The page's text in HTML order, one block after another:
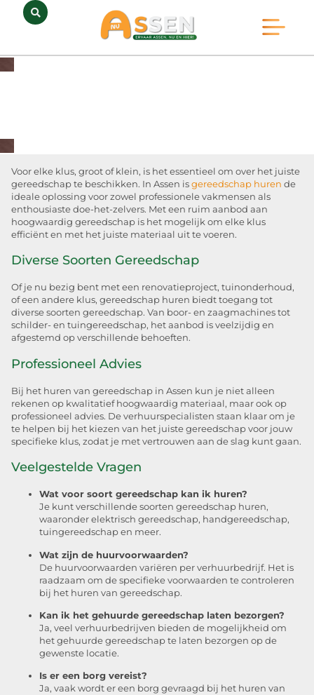
Voor elke klus, groot of klein, is het essentieel om over het juiste
gereedschap te beschikken. In Assen is gereedschap huren de
ideale oplossing voor zowel professionele vakmensen als
enthousiaste doe-het-zelvers. Met een ruim aanbod aan
hoogwaardig gereedschap is het mogelijk om elke klus
efficiënt en met het juiste materiaal uit te voeren.
Diverse Soorten Gereedschap
Of je nu bezig bent met een renovatieproject, tuinonderhoud,
of een andere klus, gereedschap huren biedt toegang tot
diverse soorten gereedschap. Van boor- en zaagmachines tot
schilder- en tuingereedschap, het aanbod is veelzijdig en
afgestemd op verschillende behoeften.
Professioneel Advies
Bij het huren van gereedschap in Assen kun je niet alleen
rekenen op kwalitatief hoogwaardig materiaal, maar ook op
professioneel advies. De verhuurspecialisten staan klaar om je
te helpen bij het kiezen van het juiste gereedschap voor jouw
specifieke klus, zodat je met vertrouwen aan de slag kunt gaan.
Veelgestelde Vragen
Wat voor soort gereedschap kan ik huren?
Je kunt verschillende soorten gereedschap huren,
waaronder elektrisch gereedschap, handgereedschap,
tuingereedschap en meer.
Wat zijn de huurvoorwaarden?
De huurvoorwaarden variëren per verhuurbedrijf. Het is
raadzaam om de specifieke voorwaarden te controleren
bij het huren van gereedschap.
Kan ik het gehuurde gereedschap laten bezorgen?
Ja, veel verhuurbedrijven bieden de mogelijkheid om
het gehuurde gereedschap te laten bezorgen op de
gewenste locatie.
Is er een borg vereist?
Ja, vaak wordt er een borg gevraagd bij het huren van